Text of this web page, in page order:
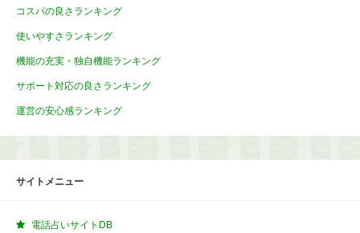
コスパの良さランキング
使いやすさランキング
機能の充実・独自機能ランキング
サポート対応の良さランキング
運営の安心感ランキング
サイトメニュー
電話占いサイトDB